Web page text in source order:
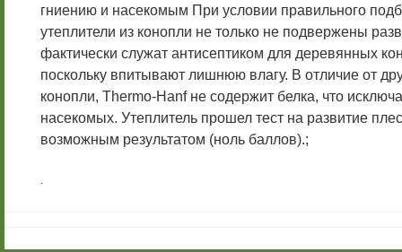
гниению и насекомым При условии правильного
утеплители из конопли не только не подвержены
фактически служат антисептиком для деревянных
поскольку впитывают лишнюю влагу. В отличие от
конопли, Thermo-Hanf не содержит белка, что
насекомых. Утеплитель прошел тест на развитие
возможным результатом (ноль баллов).;
.